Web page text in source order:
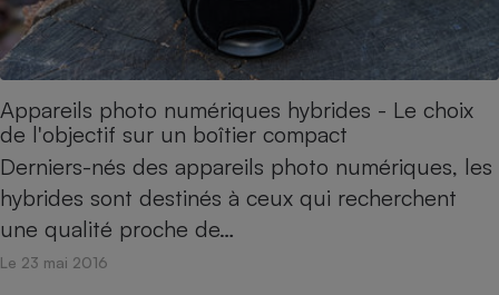
Appareils photo numériques hybrides - Le choix
de l'objectif sur un boîtier compact
Derniers-nés des appareils photo numériques, les
hybrides sont destinés à ceux qui recherchent
une qualité proche de…
Le 23 mai 2016